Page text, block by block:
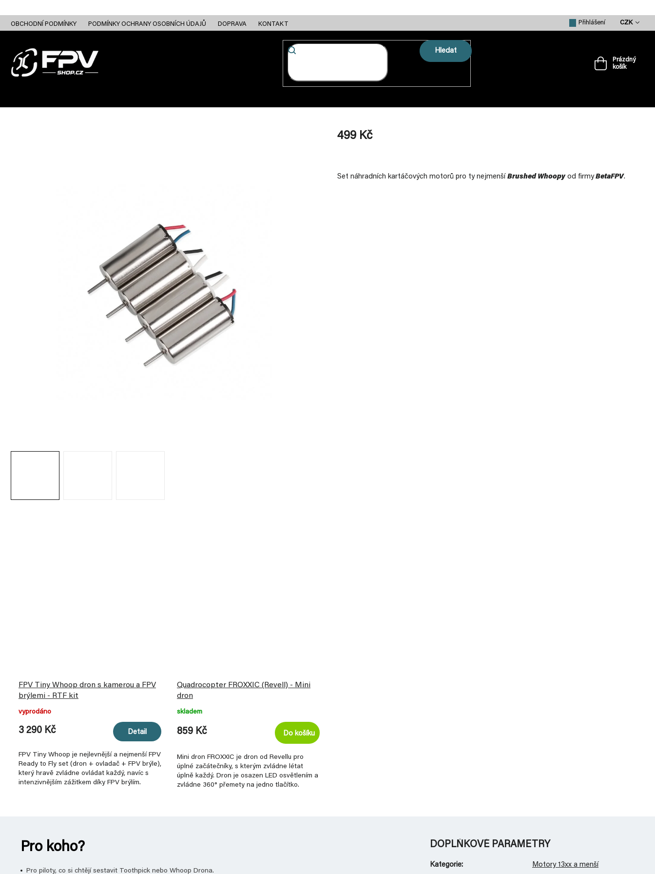
obsahOBCHODNÍ PODMÍNKY PODMÍNKY OCHRANY OSOBNÍCH ÚDAJŮ DOPRAVA KONTAKT CZK
Přihlášení
Hledat
Nákupní
Prázdný
košík
499 Kč
Set náhradních kartáčových motorů pro ty nejmenší Brushed Whoopyod firmyBetaFPV.
FPV Tiny Whoop dron s kamerou a FPV
brýlemi - RTF kit
vyprodáno
3 290 Kč Detail
FPV Tiny Whoop je nejlevnější a nejmenší FPV
Ready to Fly set (dron + ovladač + FPV brýle),
který hravě zvládne ovládat každý, navíc s
intenzivnějším zážitkem díky FPV brýlím.
Quadrocopter FROXXIC (Revell) - Mini
dron
skladem
859 Kč Do košíku
Mini dron FROXXIC je dron od Revellu pro
úplné začátečníky, s kterým zvládne létat
úplně každý. Dron je osazen LED osvětlením a
zvládne 360° přemety na jedno tlačítko.
Pro koho?
Pro piloty, co si chtějí sestavit Toothpick nebo Whoop Drona.
DOPLŇKOVÉ PARAMETRY
Kategorie: Motory 13xx a menší